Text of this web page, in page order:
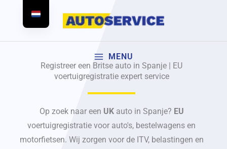
MENU
Registreer een Britse auto in Spanje | EU
voertuigregistratie expert service
Op zoek naar een UKauto in Spanje? EU
voertuigregistratie voor auto's, bestelwagens en
motorfietsen. Wij zorgen voor de ITV, belastingen en